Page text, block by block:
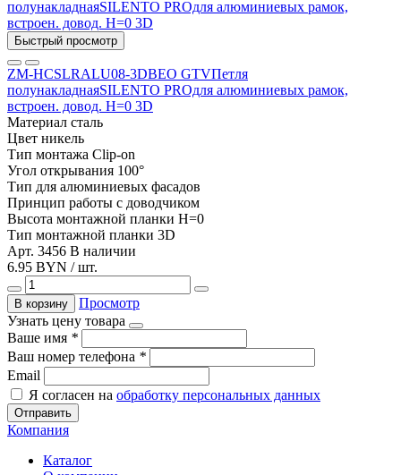
Быстрый просмотр
ZM-HCSLRALU08-3DBEO GTVПетля
полунакладнаяSILENTO PROдля алюминиевых рамок,
встроен. довод. Н=0 3D
Материал сталь
Цвет никель
Тип монтажа Clip-on
Угол открывания 100°
Тип для алюминиевых фасадов
Принцип работы с доводчиком
Высота монтажной планки H=0
Тип монтажной планки 3D
Арт. 3456 В наличии
6.95 BYN / шт.
В корзину
Просмотр
Узнать цену товара
Ваше имя *
Ваш номер телефона *
Email
Я согласен на обработку персональных данных
Отправить
Компания
Каталог